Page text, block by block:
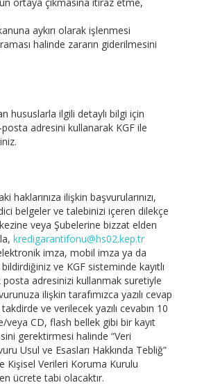
aykırı olarak işlenmesi
halinde zararın giderilmesini
hususlarla ilgili detaylı bilgi için
adresini kullanarak KGF ile
haklarınıza ilişkin başvurularınızı,
belgeler ve talebinizi içeren dilekçe
veya Şubelerine bizzat elden
kredigarantifonu@hs02.kep.tr
imza, mobil imza ya da
ve KGF sisteminde kayıtlı
adresinizi kullanmak suretiyle
ilişkin tarafımızca yazılı cevap
ve verilecek yazılı cevabın 10
veya CD, flash bellek gibi bir kayıt
gerektirmesi halinde “Veri
Usul ve Esasları Hakkında Tebliğ”
Kişisel Verileri Koruma Kurulu
ücrete tabi olacaktır.